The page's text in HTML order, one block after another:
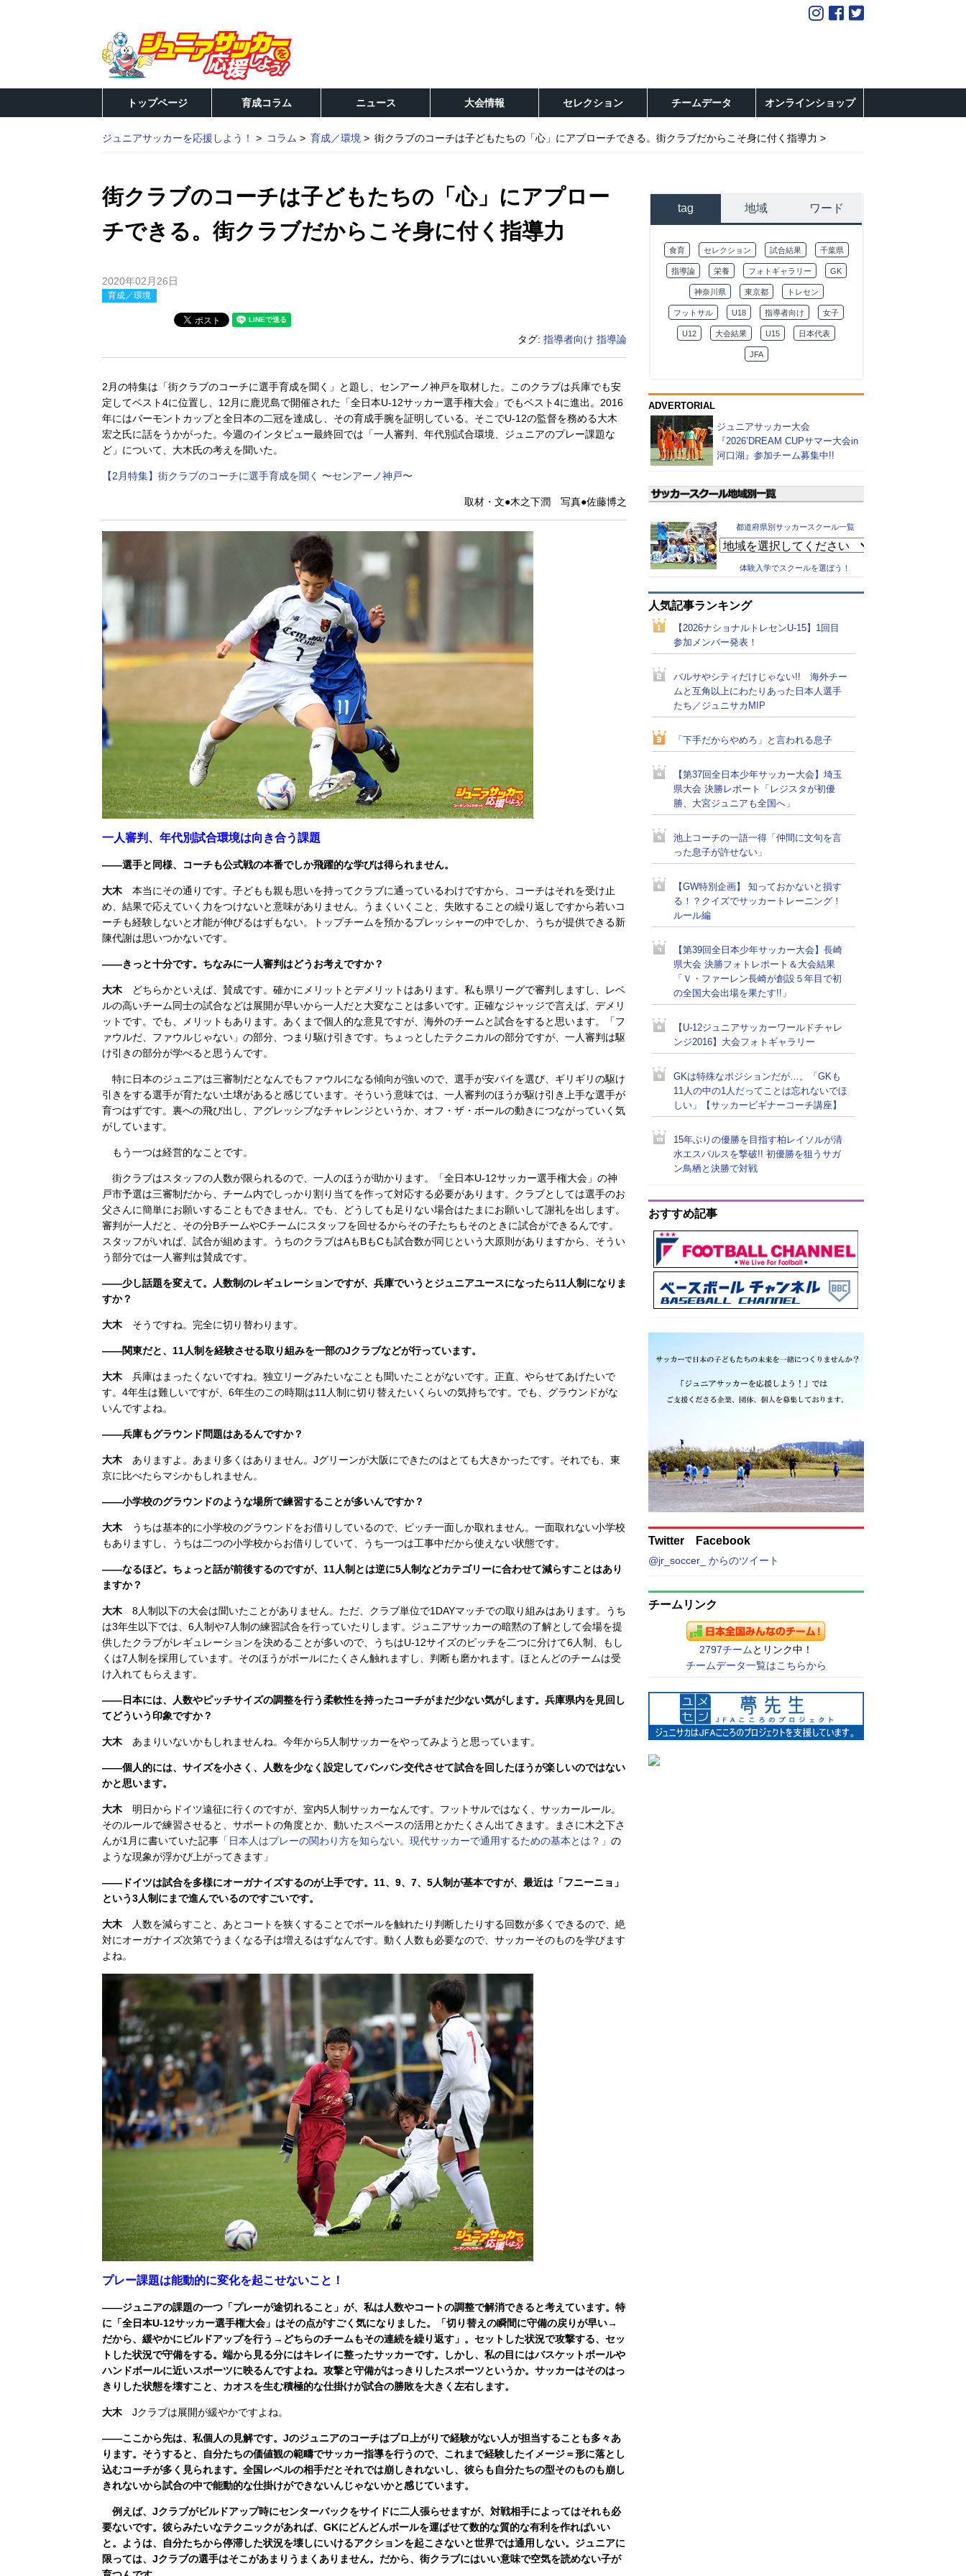
トップページ 育成コラム ニュース 大会情報 セレクション チームデータ オンラインショップ
ジュニアサッカーを応援しよう！ コラム 育成／環境 街クラブのコーチは子どもたちの「心」にアプローチできる。街クラブだからこそ身に付く指導力
街クラブのコーチは子どもたちの「心」にアプロー
チできる。街クラブだからこそ身に付く指導力
2020年02月26日
育成／環境
タグ: 指導者向け 指導論
2月の特集は「街クラブのコーチに選手育成を聞く」と題し、センアーノ神戸を取材した。このクラブは兵庫でも安
定してベスト4に位置し、12月に鹿児島で開催された「全日本U-12サッカー選手権大会」でもベスト4に進出。2016
年にはバーモントカップと全日本の二冠を達成し、その育成手腕を証明している。そこでU-12の監督を務める大木
宏之氏に話をうかがった。今週のインタビュー最終回では「一人審判、年代別試合環境、ジュニアのプレー課題な
ど」について、大木氏の考えを聞いた。
【2月特集】街クラブのコーチに選手育成を聞く 〜センアーノ神戸〜
取材・文●木之下潤 写真●佐藤博之
一人審判、年代別試合環境は向き合う課題
――選手と同様、コーチも公式戦の本番でしか飛躍的な学びは得られません。
大木 本当にその通りです。子どもも親も思いを持ってクラブに通っているわけですから、コーチはそれを受け止
め、結果で応えていく力をつけないと意味がありません。うまくいくこと、失敗することの繰り返しですから若いコ
ーチも経験しないと才能が伸びるはずもない。トップチームを預かるプレッシャーの中でしか、うちが提供できる新
陳代謝は思いつかないです。
――きっと十分です。ちなみに一人審判はどうお考えですか？
大木 どちらかといえば、賛成です。確かにメリットとデメリットはあります。私も県リーグで審判しますし、レベ
ルの高いチーム同士の試合などは展開が早いから一人だと大変なことは多いです。正確なジャッジで言えば、デメリ
ットです。でも、メリットもあります。あくまで個人的な意見ですが、海外のチームと試合をすると思います。「フ
ァウルだ、ファウルじゃない」の部分、つまり駆け引きです。ちょっとしたテクニカルの部分ですが、一人審判は駆
け引きの部分が学べると思うんです。
特に日本のジュニアは三審制だとなんでもファウルになる傾向が強いので、選手が安パイを選び、ギリギリの駆け
引きをする選手が育たない土壌があると感じています。そういう意味では、一人審判のほうが駆け引き上手な選手が
育つはずです。裏への飛び出し、アグレッシブなチャレンジというか、オフ・ザ・ボールの動きにつながっていく気
がしています。
もう一つは経営的なことです。
街クラブはスタッフの人数が限られるので、一人のほうが助かります。「全日本U-12サッカー選手権大会」の神
戸市予選は三審制だから、チーム内でしっかり割り当てを作って対応する必要があります。クラブとしては選手のお
父さんに簡単にお願いすることもできません。でも、どうしても足りない場合はたまにお願いして謝礼を出します。
審判が一人だと、その分BチームやCチームにスタッフを回せるからその子たちもそのときに試合ができるんです。
スタッフがいれば、試合が組めます。うちのクラブはAもBもCも試合数が同じという大原則がありますから、そうい
う部分では一人審判は賛成です。
――少し話題を変えて。人数制のレギュレーションですが、兵庫でいうとジュニアユースになったら11人制になりま
すか？
大木 そうですね。完全に切り替わります。
――関東だと、11人制を経験させる取り組みを一部のJクラブなどが行っています。
大木 兵庫はまったくないですね。独立リーグみたいなことも聞いたことがないです。正直、やらせてあげたいで
す。4年生は難しいですが、6年生のこの時期は11人制に切り替えたいくらいの気持ちです。でも、グラウンドがな
いんですよね。
――兵庫もグラウンド問題はあるんですか？
大木 ありますよ。あまり多くはありません。Jグリーンが大阪にできたのはとても大きかったです。それでも、東
京に比べたらマシかもしれません。
――小学校のグラウンドのような場所で練習することが多いんですか？
大木 うちは基本的に小学校のグラウンドをお借りしているので、ピッチ一面しか取れません。一面取れない小学校
もありますし、うちは二つの小学校からお借りしていて、うち一つは工事中だから使えない状態です。
――なるほど。ちょっと話が前後するのですが、11人制とは逆に5人制などカテゴリーに合わせて減らすことはあり
ますか？
大木 8人制以下の大会は聞いたことがありません。ただ、クラブ単位で1DAYマッチでの取り組みはあります。うち
は3年生以下では、6人制や7人制の練習試合を行っていたりします。ジュニアサッカーの暗黙の了解として会場を提
供したクラブがレギュレーションを決めることが多いので、うちはU-12サイズのピッチを二つに分けて6人制、もし
くは7人制を採用しています。そのほうがボールにたくさん触れますし、判断も磨かれます。ほとんどのチームは受
け入れてもらえます。
――日本には、人数やピッチサイズの調整を行う柔軟性を持ったコーチがまだ少ない気がします。兵庫県内を見回し
てどういう印象ですか？
大木 あまりいないかもしれませんね。今年から5人制サッカーをやってみようと思っています。
――個人的には、サイズを小さく、人数を少なく設定してバンバン交代させて試合を回したほうが楽しいのではない
かと思います。
大木 明日からドイツ遠征に行くのですが、室内5人制サッカーなんです。フットサルではなく、サッカールール。
そのルールで練習させると、サポートの角度とか、動いたスペースの活用とかたくさん出てきます。まさに木之下さ
んが1月に書いていた記事 「日本人はプレーの関わり方を知らない。現代サッカーで通用するための基本とは？」 の
ような現象が浮かび上がってきます」
――ドイツは試合を多様にオーガナイズするのが上手です。11、9、7、5人制が基本ですが、最近は「フニーニョ」
という3人制にまで進んでいるのですごいです。
大木 人数を減らすこと、あとコートを狭くすることでボールを触れたり判断したりする回数が多くできるので、絶
対にオーガナイズ次第でうまくなる子は増えるはずなんです。動く人数も必要なので、サッカーそのものを学びます
よね。
プレー課題は能動的に変化を起こせないこと！
――ジュニアの課題の一つ「プレーが途切れること」が、私は人数やコートの調整で解消できると考えています。特
に「全日本U-12サッカー選手権大会」はその点がすごく気になりました。「切り替えの瞬間に守備の戻りが早い→
だから、緩やかにビルドアップを行う→どちらのチームもその連続を繰り返す」。セットした状況で攻撃する、セッ
トした状況で守備をする。端から見る分にはキレイに整ったサッカーです。しかし、私の目にはバスケットボールや
ハンドボールに近いスポーツに映るんですよね。攻撃と守備がはっきりしたスポーツというか。サッカーはそのはっ
きりした状態を壊すこと、カオスを生む積極的な仕掛けが試合の勝敗を大きく左右します。
大木 Jクラブは展開が緩やかですよね。
――ここから先は、私個人の見解です。Jのジュニアのコーチはプロ上がりで経験がない人が担当することも多々あ
ります。そうすると、自分たちの価値観の範疇でサッカー指導を行うので、これまで経験したイメージ＝形に落とし
込むコーチが多く見られます。全国レベルの相手だとそれでは崩しきれないし、彼らも自分たちの型そのものも崩し
きれないから試合の中で能動的な仕掛けができないんじゃないかと感じています。
例えば、Jクラブがビルドアップ時にセンターバックをサイドに二人張らせますが、対戦相手によってはそれも必
要ないです。彼らみたいなテクニックがあれば、GKにどんどんボールを運ばせて数的な質的な有利を作ればいい
と。ようは、自分たちから停滞した状況を壊しにいけるアクションを起こさないと世界では通用しない。ジュニアに
限っては、Jクラブの選手はそこがあまりうまくありません。だから、街クラブにはいい意味で空気を読めない子が
tag 地域 ワード
食育 セレクション 試合結果 千葉県
指導論 栄養 フォトギャラリー GK
神奈川県 東京都 トレセン
フットサル U18 指導者向け 女子
U12 大会結果 U15 日本代表
JFA
ADVERTORIAL
ジュニアサッカー大会
『2026’DREAM CUPサマー大会in
河口湖』参加チーム募集中!!
都道府県別サッカースクール一覧
体験入学でスクールを選ぼう！
人気記事ランキング
【2026ナショナルトレセンU-15】1回目
参加メンバー発表！
バルサやシティだけじゃない!! 海外チー
ムと互角以上にわたりあった日本人選手
たち／ジュニサカMIP
「下手だからやめろ」と言われる息子
【第37回全日本少年サッカー大会】埼玉
県大会 決勝レポート「レジスタが初優
勝、大宮ジュニアも全国へ」
池上コーチの一語一得「仲間に文句を言
った息子が許せない」
【GW特別企画】 知っておかないと損す
る！？クイズでサッカートレーニング！
ルール編
【第39回全日本少年サッカー大会】長崎
県大会 決勝フォトレポート＆大会結果
「Ｖ・ファーレン長崎が創設５年目で初
の全国大会出場を果たす!!」
【U-12ジュニアサッカーワールドチャレ
ンジ2016】大会フォトギャラリー
GKは特殊なポジションだが…。「GKも
11人の中の1人だってことは忘れないでほ
しい」【サッカービギナーコーチ講座】
15年ぶりの優勝を目指す柏レイソルが清
水エスパルスを撃破!! 初優勝を狙うサガ
ン鳥栖と決勝で対戦
おすすめ記事
Twitter Facebook
@jr_soccer_ からのツイート
チームリンク
2797チーム とリンク中！
チームデータ一覧はこちらから